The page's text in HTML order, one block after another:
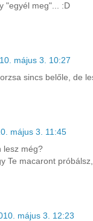
"egyél meg"... :D
május 3. 10:27
sincs belőle, de
május 3. 11:45
lesz még?
Te macaront
május 3. 12:23